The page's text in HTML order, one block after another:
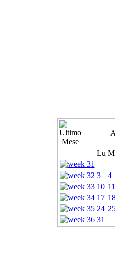
Lu
3
4
10 11
17
24
31